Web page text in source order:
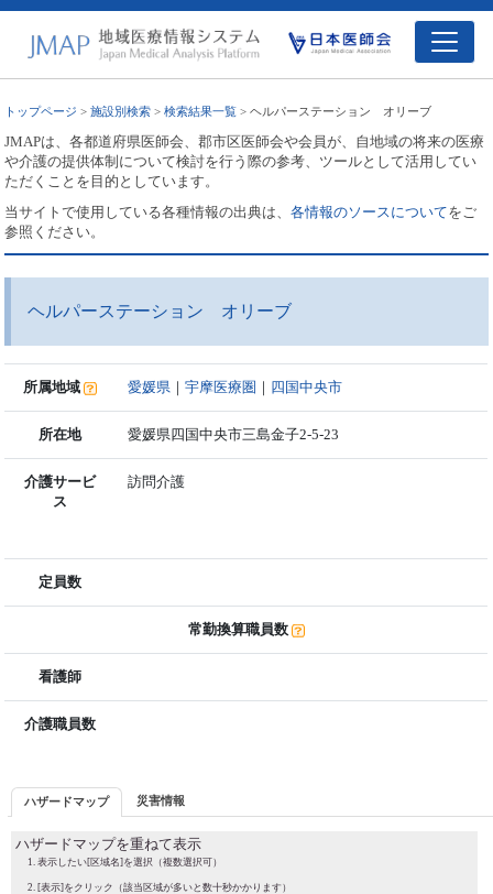
トップページ >施設別検索 >検索結果一覧 > ヘルパーステーション オリーブ
JMAPは、各都道府県医師会、郡市区医師会や会員が、自地域の将来の医療
や介護の提供体制について検討を行う際の参考、ツールとして活用してい
ただくことを目的としています。
当サイトで使用している各種情報の出典は、各情報のソースについてをご
参照ください。
ヘルパーステーション オリーブ
所属地域 愛媛県 ｜宇摩医療圏 ｜ 四国中央市
所在地 愛媛県四国中央市三島金子2-5-23
介護サービ
ス
訪問介護
定員数
常勤換算職員数
看護師
介護職員数
ハザードマップ 災害情報
ハザードマップを重ねて表示
表示したい[区域名]を選択（複数選択可）
[表示]をクリック（該当区域が多いと数十秒かかります）